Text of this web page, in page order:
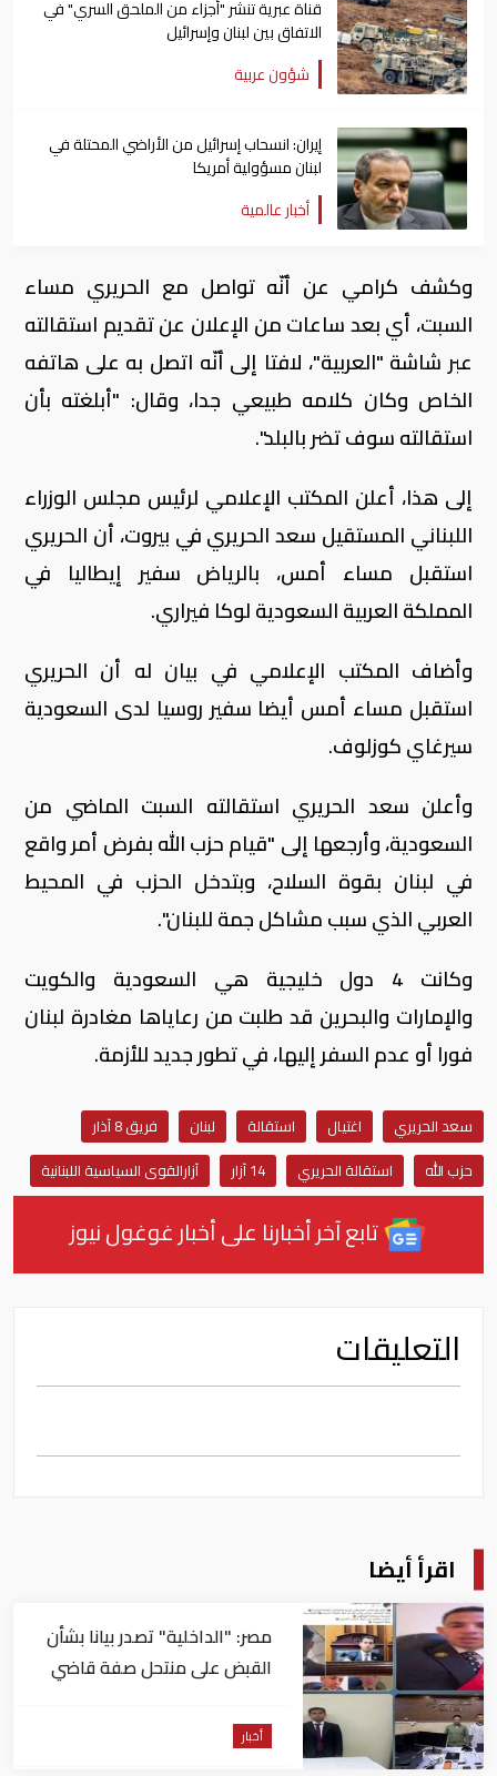
قناة عبرية تنشر "أجزاء من الملحق السري" في
الاتفاق بين لبنان وإسرائيل
شؤون عربية
إيران: انسحاب إسرائيل من الأراضي المحتلة في
لبنان مسؤولية أمريكا
أخبار عالمية
وكشف كرامي عن أنّه تواصل مع الحريري مساء
السبت، أي بعد ساعات من الإعلان عن تقديم استقالته
عبر شاشة "العربية"، لافتا إلى أنّه اتصل به على هاتفه
الخاص وكان كلامه طبيعي جدا، وقال: "أبلغته بأن
استقالته سوف تضر بالبلد".
إلى هذا، أعلن المكتب الإعلامي لرئيس مجلس الوزراء
اللبناني المستقيل سعد الحريري في بيروت، أن الحريري
استقبل مساء أمس، بالرياض سفير إيطاليا في
المملكة العربية السعودية لوكا فيراري.
وأضاف المكتب الإعلامي في بيان له أن الحريري
استقبل مساء أمس أيضا سفير روسيا لدى السعودية
سيرغاي كوزلوف.
وأعلن سعد الحريري استقالته السبت الماضي من
السعودية، وأرجعها إلى "قيام حزب الله بفرض أمر واقع
في لبنان بقوة السلاح، وبتدخل الحزب في المحيط
العربي الذي سبب مشاكل جمة للبنان".
وكانت 4 دول خليجية هي السعودية والكويت
والإمارات والبحرين قد طلبت من رعاياها مغادرة لبنان
فورا أو عدم السفر إليها، في تطور جديد للأزمة.
سعد الحريري اغتيال استقالة لبنان
فريق 8 آذار
حزب الله
استقالة الحريري 14 آزار آزارالقوى السياسية اللبنانية
تابع آخر أخبارنا على أخبار غوغول نيوز
التعليقات
اقرأ أيضا
مصر: "الداخلية" تصدر بيانا بشأن
القبض على منتحل صفة قاضي
أخبار